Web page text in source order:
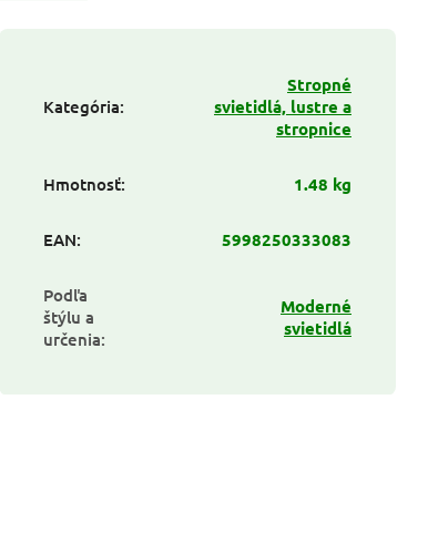
Kategória:
Stropné
svietidlá, lustre a
stropnice
Hmotnosť: 1.48 kg
EAN: 5998250333083
Podľa
štýlu a
určenia:
Moderné
svietidlá